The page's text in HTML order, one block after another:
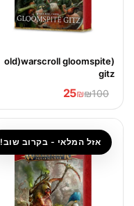
(old)warscroll gloomspite
gitz
₪100
₪
25
אזל המלאי - בקרוב שוב!